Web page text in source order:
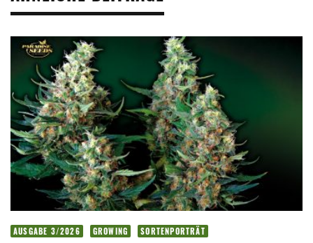
AUSGABE 3/2026 GROWING SORTENPORTRÄT